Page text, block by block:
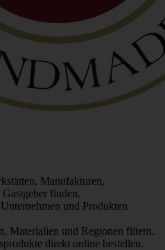
Manufakturen,
finden.
und Produkten
Materialien und Regionen filtern.
direkt online bestellen.